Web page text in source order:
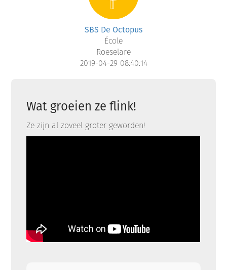
SBS De Octopus
École
Roeselare
2019-04-29 08:40:14
Wat groeien ze flink!
Ze zijn al zoveel groter geworden!